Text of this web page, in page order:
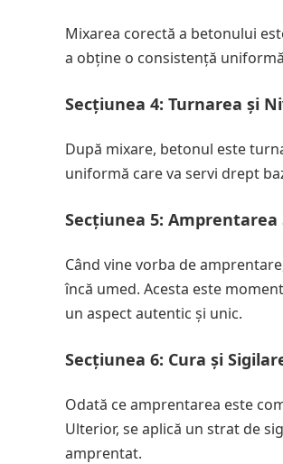
Mixarea corectă a betonului
a obține o consistență
Secțiunea 4: Turnarea și
După mixare, betonul este
uniformă care va servi drept
Secțiunea 5:
Când vine vorba de
încă umed. Acesta este
un aspect autentic și unic.
Secțiunea 6: Cura și
Odată ce amprentarea este
Ulterior, se aplică un strat de
amprentat.